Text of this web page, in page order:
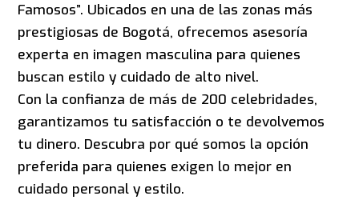
Famosos”. Ubicados en una de las zonas más
prestigiosas de Bogotá, ofrecemos asesoría
experta en imagen masculina para quienes
buscan estilo y cuidado de alto nivel.
Con la confianza de más de 200 celebridades,
garantizamos tu satisfacción o te devolvemos
tu dinero. Descubra por qué somos la opción
preferida para quienes exigen lo mejor en
cuidado personal y estilo.